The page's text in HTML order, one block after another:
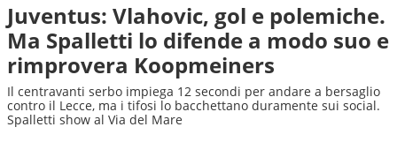
Juventus: Vlahovic, gol e polemiche.
Ma Spalletti lo difende a modo suo e
rimprovera Koopmeiners
Il centravanti serbo impiega 12 secondi per andare a bersaglio
contro il Lecce, ma i tifosi lo bacchettano duramente sui social.
Spalletti show al Via del Mare